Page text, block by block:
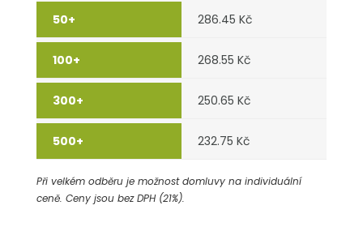
286.45 Kč
268.55 Kč
250.65 Kč
232.75 Kč
Při velkém odběru je možnost domluvy na individuální
ceně. Ceny jsou bez DPH (21%).